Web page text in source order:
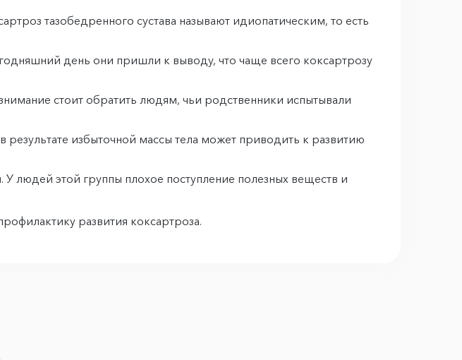
тазобедренного сустава называют идиопатическим, то есть
день они пришли к выводу, что чаще всего коксартрозу
стоит обратить людям, чьи родственники испытывали
результате избыточной массы тела может приводить к развитию
. У людей этой группы плохое поступление полезных веществ и
развития коксартроза.